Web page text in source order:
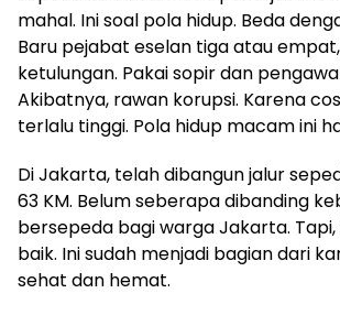
mahal. Ini soal pola hidup. Beda
Baru pejabat eselan tiga atau
ketulungan. Pakai sopir dan
Akibatnya, rawan korupsi. Karena
terlalu tinggi. Pola hidup macam ini
Di Jakarta, telah dibangun jalur
63 KM. Belum seberapa dibanding
bersepeda bagi warga Jakarta. Tapi,
baik. Ini sudah menjadi bagian dari
sehat dan hemat.